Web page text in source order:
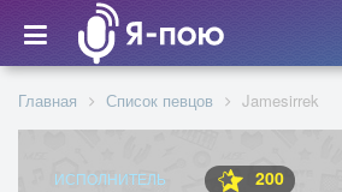
Главная Список певцов Jamesirrek
ИСПОЛНИТЕЛЬ 200